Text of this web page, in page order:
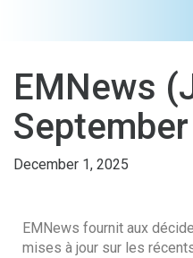
EMNews
December 1, 2025
EMNews fournit aux
mises à jour sur les